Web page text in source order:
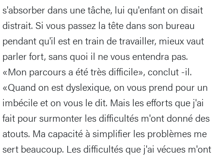
s'absorber dans une tâche, lui qu'enfant on disait
distrait. Si vous passez la tête dans son bureau
pendant qu'il est en train de travailler, mieux vaut
parler fort, sans quoi il ne vous entendra pas.
«Mon parcours a été très difficile», conclut -il.
«Quand on est dyslexique, on vous prend pour un
imbécile et on vous le dit. Mais les efforts que j'ai
fait pour surmonter les difficultés m'ont donné des
atouts. Ma capacité à simplifier les problèmes me
sert beaucoup. Les difficultés que j'ai vécues m'ont